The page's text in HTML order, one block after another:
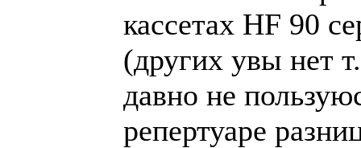
кассетах HF 90
(других увы нет
давно не
репертуаре